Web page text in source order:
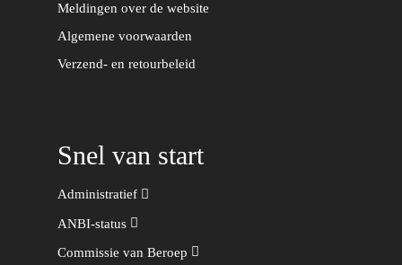
Meldingen over de website
Algemene voorwaarden
Verzend- en retourbeleid
Snel van start
Administratief
ANBI-status
Commissie van Beroep